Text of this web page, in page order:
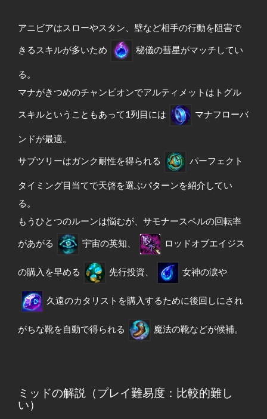
アニビアはスローやスタン、壁など相手の行動を阻害で
きるスキルが多いため 秘儀の彗星がマッチしてい
る。
マナがきつめのチャンピオンでアルティメットはトグル
スキルということもあって1列目には マナフローバ
ンドが最適。
サブツリーはガンク耐性を得られる パーフェクト
タイミング目当てで天啓を選ぶパターンを紹介してい
る。
もうひとつのルーンは悩むが、サモナースペルの回転率
があがる 宇宙の英知、 ロッドオブエイジス
の購入を早める 先行投資、 女神の涙や
久遠のカタリストを購入するために後回しにされ
がちな靴を自動で得られる 魔法の靴などが候補。
ミッドの解説（プレイ難易度：比較的難し
い）